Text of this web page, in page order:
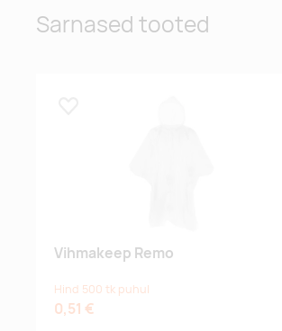
Sarnased tooted
Vihmakeep Remo
Hind 500 tk puhul
0,51 €